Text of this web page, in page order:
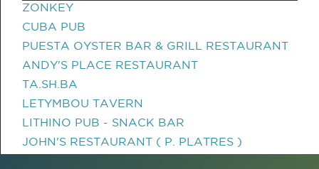
ZONKEY
CUBA PUB
PUESTA OYSTER BAR & GRILL RESTAURANT
ANDY'S PLACE RESTAURANT
TA.SH.BA
LETYMBOU TAVERN
LITHINO PUB - SNACK BAR
JOHN'S RESTAURANT ( P. PLATRES )